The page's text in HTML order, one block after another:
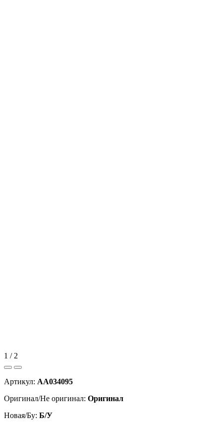
1 / 2
Артикул: AA034095
Оригинал/Не оригинал: Оригинал
Новая/Бу: Б/У